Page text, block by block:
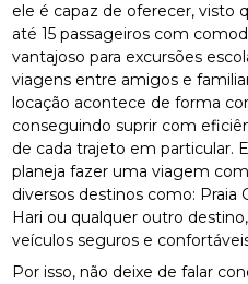
ele é capaz de oferecer, visto
até 15 passageiros com
vantajoso para excursões
viagens entre amigos e
locação acontece de forma
conseguindo suprir com
de cada trajeto em particular.
planeja fazer uma viagem
diversos destinos como: Praia
Hari ou qualquer outro
veículos seguros e
Por isso, não deixe de falar